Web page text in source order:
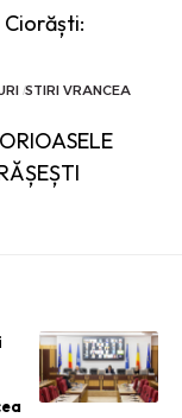
STIRI VRANCEA